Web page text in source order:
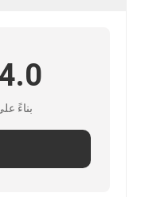
بناءً على 50 مراجعة لهذا